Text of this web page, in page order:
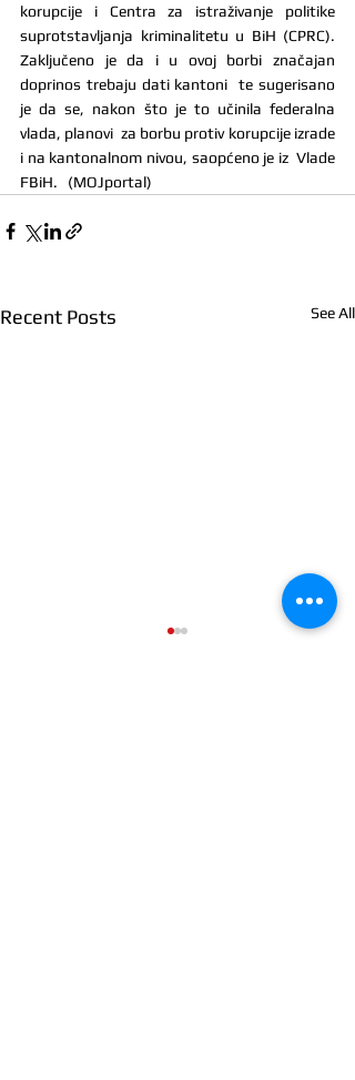
korupcije i Centra za istraživanje politike
suprotstavljanja kriminalitetu u BiH (CPRC).
Zaključeno je da i u ovoj borbi značajan
doprinos trebaju dati kantoni  te sugerisano
je da se, nakon što je to učinila federalna
vlada, planovi  za borbu protiv korupcije izrade
i na kantonalnom nivou, saopćeno je iz  Vlade
FBiH.   (MOJportal)
Recent Posts See All